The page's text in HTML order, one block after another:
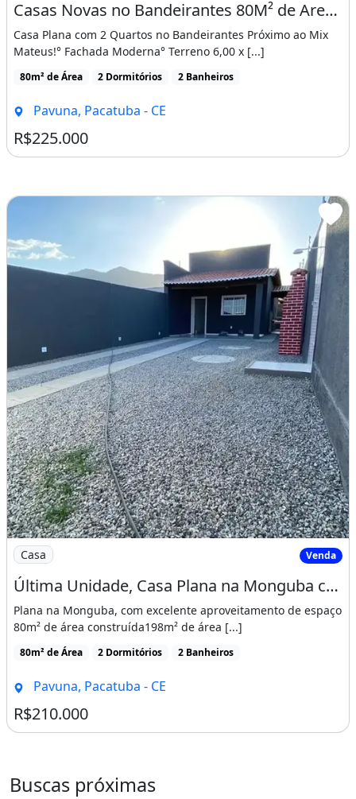
Casas Novas no Bandeirantes 80M² de Area Construida, Proximo Ao Mix Mateus! Cód. 12Jb8Si
Casa Plana com 2 Quartos no Bandeirantes Próximo ao Mix
Mateus!° Fachada Moderna° Terreno 6,00 x [...]
80m² de Área 2 Dormitórios 2 Banheiros
Pavuna, Pacatuba - CE
R$225.000
Imagem: Última Unidade, Casa Plana na Monguba com
Casa Venda
Última Unidade, Casa Plana na Monguba com Suíte, 3 Vagas e Minha Casa Minha Vida
Plana na Monguba, com excelente aproveitamento de espaço
80m² de área construída198m² de área [...]
80m² de Área 2 Dormitórios 2 Banheiros
Pavuna, Pacatuba - CE
R$210.000
Buscas próximas